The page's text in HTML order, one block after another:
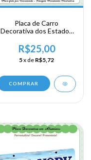
Placa de Carro
Decorativa dos Estados
New York
R$25,00
5x de R$5,72
COMPRAR